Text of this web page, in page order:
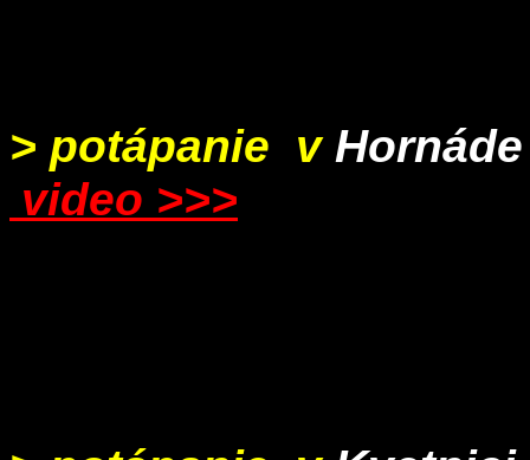
> potápanie v Hornáde
video >>>